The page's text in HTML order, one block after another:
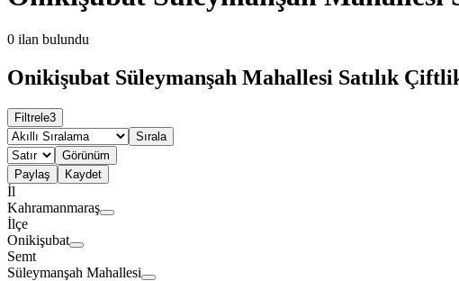
0 ilan bulundu
Onikişubat Süleymanşah Mahallesi Satılık
Filtrele3
Sırala
Görünüm
Paylaş
Kaydet
İl
Kahramanmaraş
İlçe
Onikişubat
Semt
Süleymanşah Mahallesi